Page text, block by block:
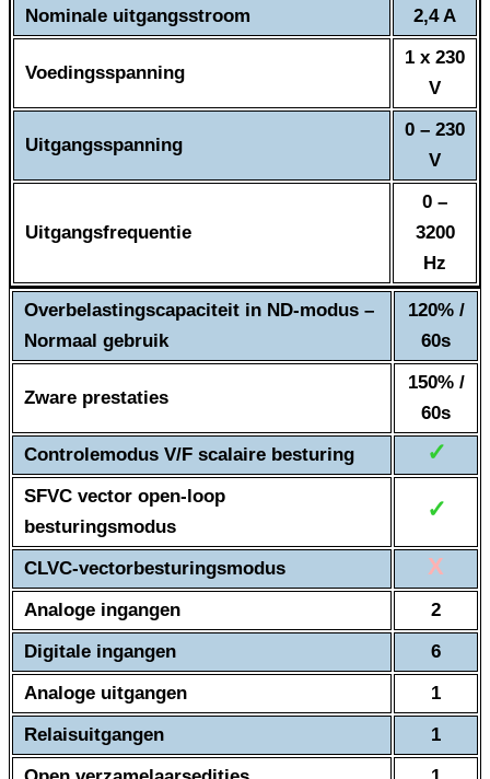
Nominale uitgangsstroom
2,4 A
Voedingsspanning
1 x 230
V
Uitgangsspanning
0 – 230
V
Uitgangsfrequentie
0 –
3200
Hz
Overbelastingscapaciteit in ND-modus –
Normaal gebruik
120% /
60s
Zware prestaties
150% /
60s
Controlemodus V/F scalaire besturing
✓
SFVC vector open-loop
besturingsmodus
✓
CLVC-vectorbesturingsmodus X
Analoge ingangen
2
Digitale ingangen
6
Analoge uitgangen
1
Relaisuitgangen
1